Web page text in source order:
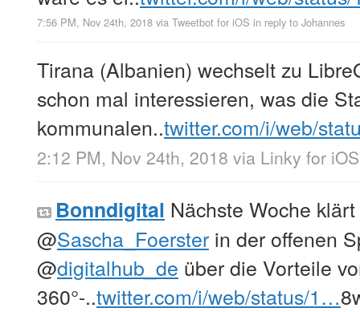
7:56 PM, Nov 24th, 2018 via Tweetbot for iΟS in reply to Johannes
Tirana (Albanien) wechselt zu
schon mal interessieren, was die
kommunalen..twitter.com/i/web/
2:12 PM, Nov 24th, 2018 via Linky for iOS
Bonndigital Nächste Woche
@Sascha_Foerster in der offenen
@digitalhub_de über die Vorteile
360°-..twitter.com/i/web/status/1…